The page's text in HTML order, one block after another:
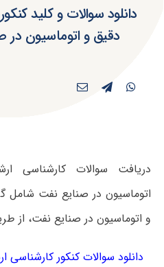
دقیق و اتوماسیون در
دریافت سوالات کارشناسی
اتوماسیون در صنایع نفت شامل
و اتوماسیون در صنایع نفت، از